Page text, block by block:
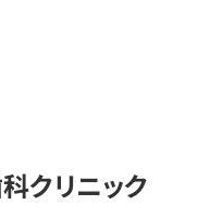
クリニック